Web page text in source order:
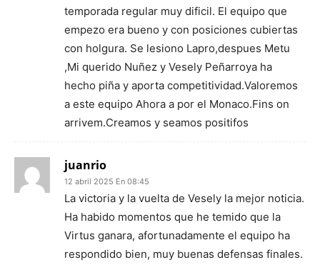
temporada regular muy dificil. El equipo que
empezo era bueno y con posiciones cubiertas
con holgura. Se lesiono Lapro,despues Metu
,Mi querido Nuñez y Vesely Peñarroya ha
hecho piña y aporta competitividad.Valoremos
a este equipo Ahora a por el Monaco.Fins on
arrivem.Creamos y seamos positifos
juanrio
12 abril 2025 En 08:45
La victoria y la vuelta de Vesely la mejor noticia.
Ha habido momentos que he temido que la
Virtus ganara, afortunadamente el equipo ha
respondido bien, muy buenas defensas finales.